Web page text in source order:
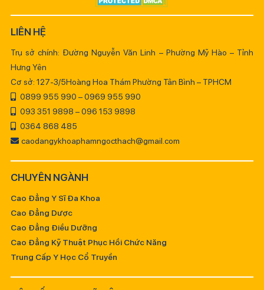
LIÊN HỆ
Trụ sở chính: Đường Nguyễn Văn Linh – Phường Mỹ Hào – Tỉnh
Hưng Yên
Cơ sở: 127-3/5Hoàng Hoa Thám Phường Tân Bình – TPHCM
0899 955 990 – 0969 955 990
093 351 9898 – 096 153 9898
0364 868 485
caodangykhoaphamngocthach@gmail.com
CHUYÊN NGÀNH
Cao Đẳng Y Sĩ Đa Khoa
Cao Đẳng Dược
Cao Đẳng Điều Dưỡng
Cao Đẳng Kỹ Thuật Phục Hồi Chức Năng
Trung Cấp Y Học Cổ Truyền